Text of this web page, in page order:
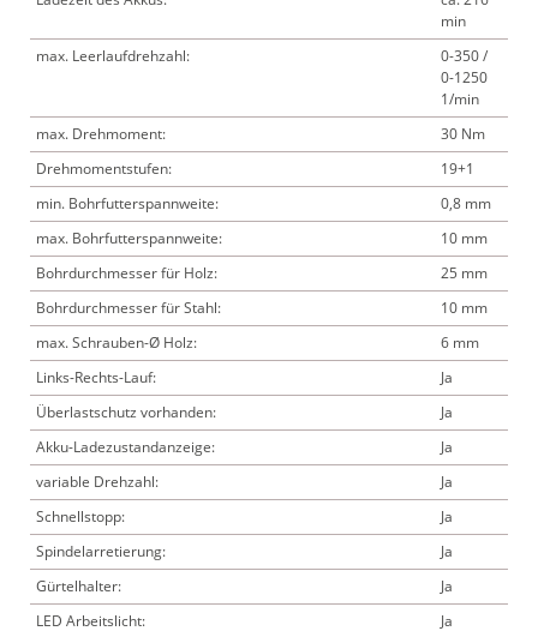
min
max. Leerlaufdrehzahl:
0-350 /
0-1250
1/min
max. Drehmoment:
30 Nm
Drehmomentstufen:
19+1
min. Bohrfutterspannweite:
0,8 mm
max. Bohrfutterspannweite:
10 mm
Bohrdurchmesser für Holz:
25 mm
Bohrdurchmesser für Stahl:
10 mm
max. Schrauben-Ø Holz:
6 mm
Links-Rechts-Lauf:
Ja
Überlastschutz vorhanden:
Ja
Akku-Ladezustandanzeige:
Ja
variable Drehzahl:
Ja
Schnellstopp:
Ja
Spindelarretierung:
Ja
Gürtelhalter:
Ja
LED Arbeitslicht:
Ja